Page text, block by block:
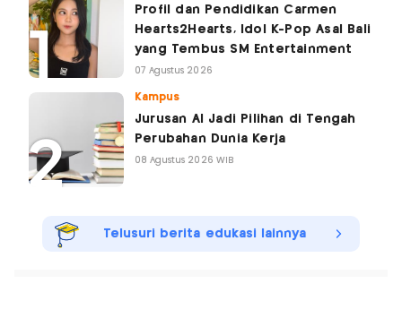
Profil dan Pendidikan Carmen
Hearts2Hearts, Idol K-Pop Asal Bali
yang Tembus SM Entertainment
07 Agustus 2026
Kampus
Jurusan AI Jadi Pilihan di Tengah
Perubahan Dunia Kerja
08 Agustus 2026 WIB
Telusuri berita edukasi lainnya